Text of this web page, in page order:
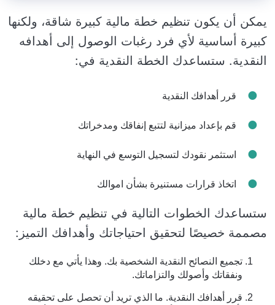
يمكن أن يكون تنظيم خطة مالية كبيرة شاقة، ولكنها
كبيرة أساسية لأي فرد رغبات الوصول إلى أهدافه
النقدية. ستساعدك الخطة النقدية في:
قرر أهدافك النقدية
قم بإعداد ميزانية لتتبع إنفاقك ومدخراتك
استثمر نقودك لتسجيل التوسع في النهاية
اتخاذ قرارات مستنيرة بشأن اموالك
ستساعدك الخطوات التالية في تنظيم خطة مالية
مصممة خصيصًا لتحقيق احتياجاتك وأهدافك التميز:
تجميع النصائح النقدية الشخصية بك. وهذا يأتي مع دخلك
ونفقاتك وأصولك والتزاماتك.
قرر أهدافك النقدية. ما الذي تريد أن تحصل على تحقيقه